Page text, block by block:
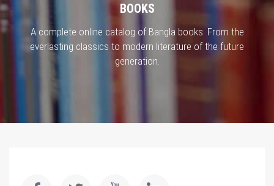
BOOKS
A complete online catalog of Bangla books. From the
everlasting classics to modern literature of the future
generation.